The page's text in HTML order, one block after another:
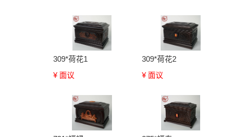
309*荷花1
¥ 面议
309*荷花2
¥ 面议